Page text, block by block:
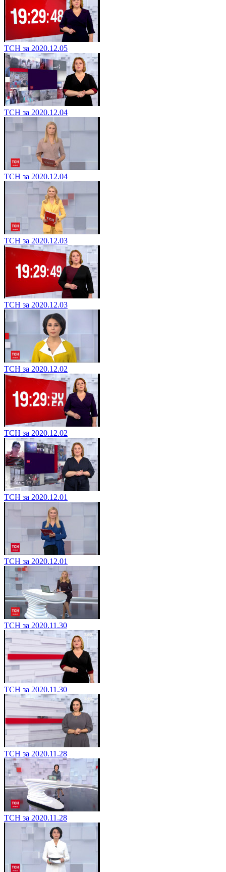
ТСН за 2020.12.05
ТСН за 2020.12.04
ТСН за 2020.12.04
ТСН за 2020.12.03
ТСН за 2020.12.03
ТСН за 2020.12.02
ТСН за 2020.12.02
ТСН за 2020.12.01
ТСН за 2020.12.01
ТСН за 2020.11.30
ТСН за 2020.11.30
ТСН за 2020.11.28
ТСН за 2020.11.28